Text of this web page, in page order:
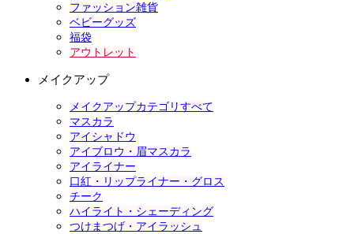
ファッション雑貨
ベビーグッズ
福袋
アウトレット
メイクアップ
メイクアップカテゴリすべて
マスカラ
アイシャドウ
アイブロウ・眉マスカラ
アイライナー
口紅・リップライナー・グロス
チーク
ハイライト・シェーディング
つけまつげ・アイラッシュ